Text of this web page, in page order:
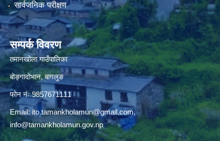
सार्वजनिक परीक्षण
सम्पर्क विवरण
तमानखोला गाउँपालिका
बोङ्गादोभान, बागलुङ
फोन नंः 9857671111
Email: ito.tamankholamun@gmail.com,
info@tamankholamun.gov.np